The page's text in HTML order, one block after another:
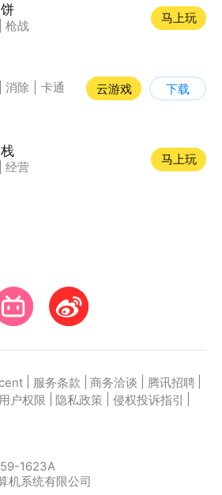
枪战
马上玩
消除
卡通
云游戏 下载
经营
马上玩
服务条款 商务洽谈 腾讯招聘
用户权限 隐私政策 侵权投诉指引
1623A
机系统有限公司